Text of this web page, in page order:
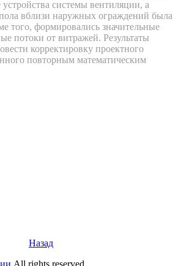
системы вентиляции, а
вблизи наружных ограждений была
того, формировались значительные
потоки от витражей. Результаты
корректировку проектного
повторным математическим
Назад
All rights reserved.